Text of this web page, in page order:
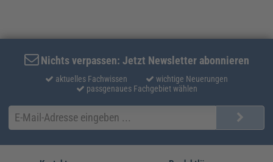
Nichts verpassen: Jetzt Newsletter abonnieren
aktuelles Fachwissen
wichtige Neuerungen
passgenaues Fachgebiet wählen